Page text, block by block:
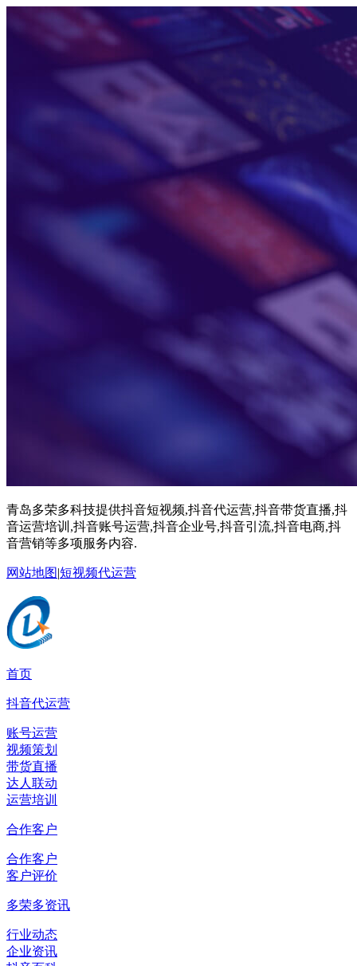
青岛多荣多科技提供抖音短视频,抖音代运营,抖音带货直播,抖
音运营培训,抖音账号运营,抖音企业号,抖音引流,抖音电商,抖
音营销等多项服务内容.
网站地图|短视频代运营
首页
抖音代运营
账号运营
视频策划
带货直播
达人联动
运营培训
合作客户
合作客户
客户评价
多荣多资讯
行业动态
企业资讯